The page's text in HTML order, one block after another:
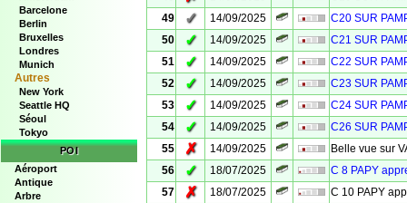
Barcelone
Berlin
Bruxelles
Londres
Munich
Autres
New York
Seattle HQ
Séoul
Tokyo
POI
Aéroport
Antique
Arbre
49
✓ 14/09/2025
C20 SUR
50
✓ 14/09/2025
C21 SUR
51
✓ 14/09/2025
C22 SUR
52
✓ 14/09/2025
C23 SUR
53
✓ 14/09/2025
C24 SUR
54
✓ 14/09/2025
C26 SUR
55
✗ 14/09/2025
Belle vue sur
56
✓ 18/07/2025
C 8 PAPY
57
✗ 18/07/2025
C 10 PAPY